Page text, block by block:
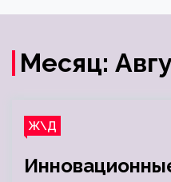
Месяц:
Ж\Д